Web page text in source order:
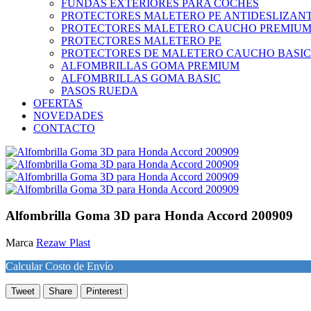
FUNDAS EXTERIORES PARA COCHES
PROTECTORES MALETERO PE
PROTECTORES MALETERO CAUCHO PREMIUM
PROTECTORES MALETERO PE
PROTECTORES DE MALETERO CAUCHO BASIC
ALFOMBRILLAS GOMA PREMIUM
ALFOMBRILLAS GOMA BASIC
PASOS RUEDA
OFERTAS
NOVEDADES
CONTACTO
Alfombrilla Goma 3D para Honda Accord 200909
Marca Rezaw Plast
Calcular Costo de Envío
Tweet Share Pinterest